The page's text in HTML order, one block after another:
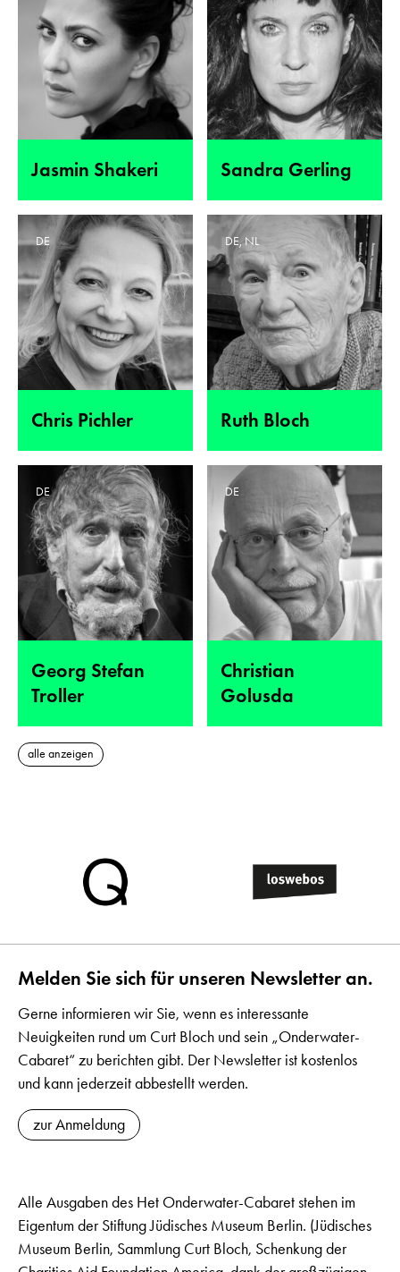
Jasmin Shakeri Sandra Gerling
Chris Pichler
DE
Ruth Bloch
DE, NL
Georg Stefan
Troller
DE
Christian
Golusda
DE
alle anzeigen
Melden Sie sich für unseren Newsletter an.
Gerne informieren wir Sie, wenn es interessante
Neuigkeiten rund um Curt Bloch und sein „Onderwater-
Cabaret“ zu berichten gibt. Der Newsletter ist kostenlos
und kann jederzeit abbestellt werden.
zur Anmeldung
Alle Ausgaben des Het Onderwater-Cabaret stehen im
Eigentum der Stiftung Jüdisches Museum Berlin. (Jüdisches
Museum Berlin, Sammlung Curt Bloch, Schenkung der